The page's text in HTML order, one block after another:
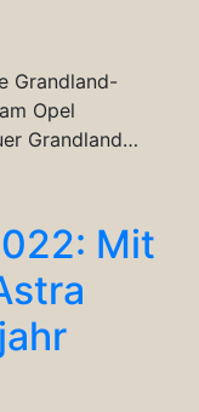
Grandland-
Opel
Grandland…
Mit